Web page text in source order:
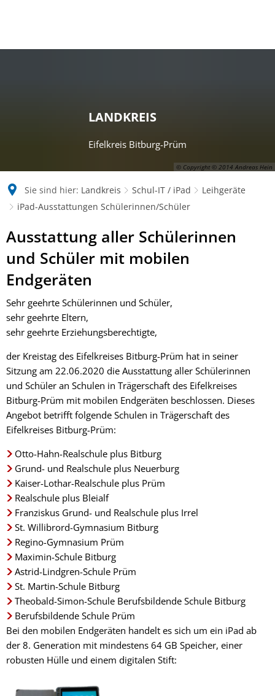
© Copyright © 2014 Andreas Hein
LANDKREIS
Eifelkreis Bitburg-Prüm
Sie sind hier: Landkreis Schul-IT / iPad
Leihgeräte
iPad-Ausstattungen Schülerinnen/Schüler
iPad-
Ausstattungen
Schülerinnen/Schüler
Ausstattung aller Schülerinnen
und Schüler mit mobilen
Endgeräten
Sehr geehrte Schülerinnen und Schüler,
sehr geehrte Eltern,
sehr geehrte Erziehungsberechtigte,
der Kreistag des Eifelkreises Bitburg-Prüm hat in seiner
Sitzung am 22.06.2020 die Ausstattung aller Schülerinnen
und Schüler an Schulen in Trägerschaft des Eifelkreises
Bitburg-Prüm mit mobilen Endgeräten beschlossen. Dieses
Angebot betrifft folgende Schulen in Trägerschaft des
Eifelkreises Bitburg-Prüm:
Otto-Hahn-Realschule plus Bitburg
Grund- und Realschule plus Neuerburg
Kaiser-Lothar-Realschule plus Prüm
Realschule plus Bleialf
Franziskus Grund- und Realschule plus Irrel
St. Willibrord-Gymnasium Bitburg
Regino-Gymnasium Prüm
Maximin-Schule Bitburg
Astrid-Lindgren-Schule Prüm
St. Martin-Schule Bitburg
Theobald-Simon-Schule Berufsbildende Schule Bitburg
Berufsbildende Schule Prüm
Bei den mobilen Endgeräten handelt es sich um ein iPad ab
der 8. Generation mit mindestens 64 GB Speicher, einer
robusten Hülle und einem digitalen Stift: